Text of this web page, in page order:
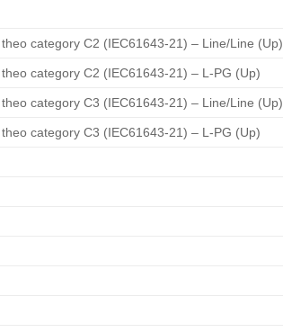
category C2 (IEC61643-21) – Line/Line (Up)
category C2 (IEC61643-21) – L-PG (Up)
category C3 (IEC61643-21) – Line/Line (Up)
category C3 (IEC61643-21) – L-PG (Up)